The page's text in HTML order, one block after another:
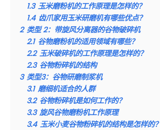
1.3 玉米磨粉机的工作原理是怎样的？
1.4 齿爪家用玉米研磨机有哪些优点？
2 类型 2：带旋风分离器的谷物破碎机
2.1 谷物磨粉机的适用领域有哪些？
2.2 玉米破碎机的工作原理是怎样的？
2.3 谷物粉碎机的结构
3 类型3：谷物研磨制浆机
3.1 磨细机适合的人群
3.2 谷物粉碎机是如何工作的？
3.3 旋风谷物磨粉机工作原理
3.4 玉米小麦谷物粉碎机的结构是怎样的？